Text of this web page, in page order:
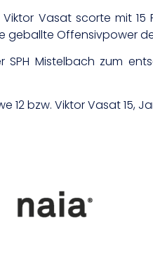
Vasat scorte mit
geballte Offensivpower
Mistelbach zum
12 bzw. Viktor Vasat 15,